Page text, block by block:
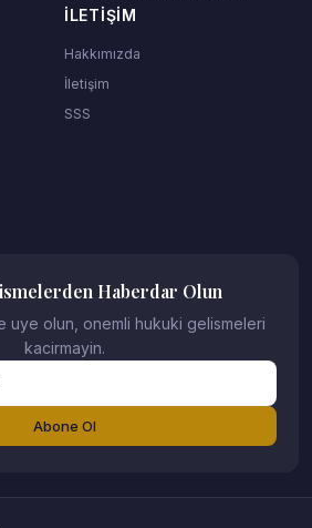
İLETIŞIM
Hakkımızda
İletişim
SSS
Haberdar Olun
uye olun, onemli hukuki gelismeleri
kacirmayin.
Abone Ol